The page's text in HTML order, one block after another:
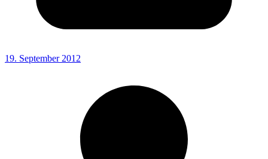
19. September 2012